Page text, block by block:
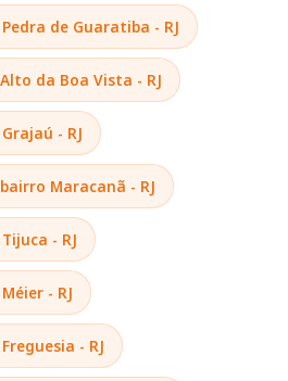
de Guaratiba - RJ
da Boa Vista - RJ
- RJ
Maracanã - RJ
- RJ
- RJ
- RJ